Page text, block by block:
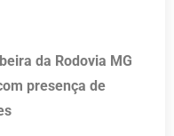
da Rodovia MG
presença de